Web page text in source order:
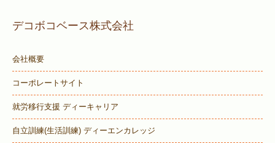
デコボコベース株式会社
会社概要
コーポレートサイト
就労移行支援 ディーキャリア
自立訓練(生活訓練) ディーエンカレッジ